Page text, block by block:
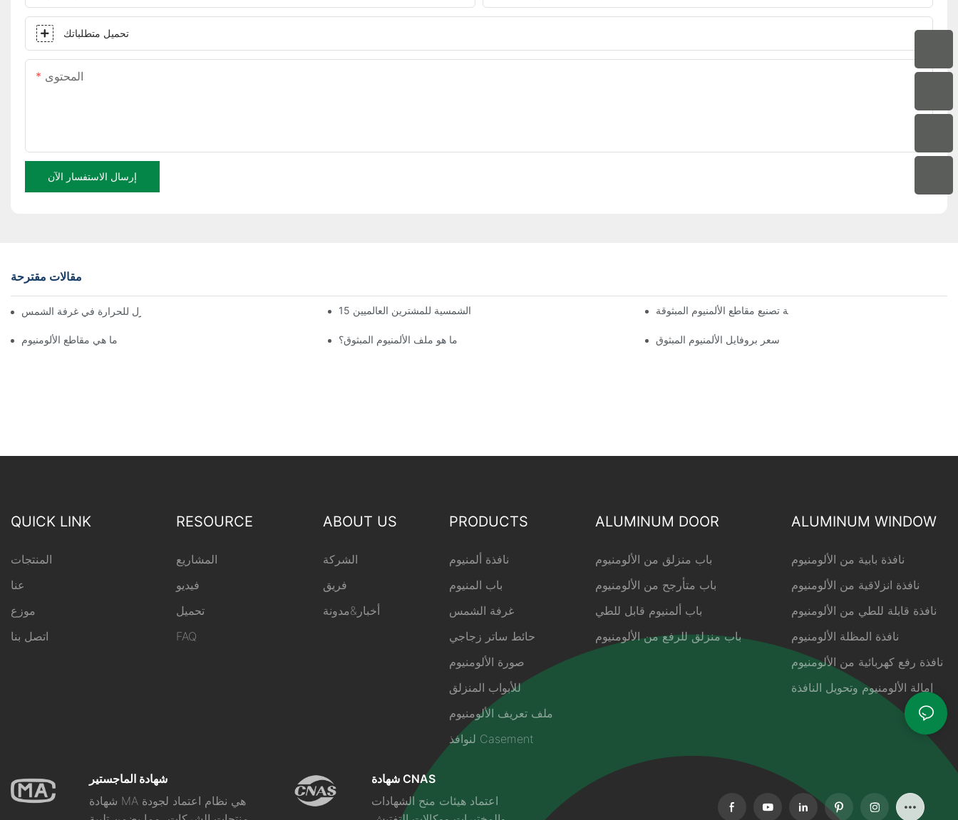
تحميل متطلباتك
المحتوى
إرسال الاستفسار الآن
مقالات مقترحة
تجميع سريع لملف الألمنيوم العازل للحرارة في غرفة الشمس 15 فكرة رئيسية حول أفضل أنواع الألمنيوم المبثوق للغرف الشمسية للمشترين العالميينعملية تصنيع مقاطع الألمنيوم المبثوقة
ما هي مقاطع الألومنيوم ما هو ملف الألمنيوم المبثوق؟ سعر بروفايل الألمنيوم المبثوق
QUICK LINK
المنتجات
عنا
موزع
اتصل بنا
RESOURCE
المشاريع
فيديو
تحميل
FAQ
ABOUT US
فريق
أخبار&مدونة
PRODUCTS
نافذة ألمنيوم
باب المنيوم
غرفة الشمس
حائط ساتر زجاجي
صورة الألومنيوم
للأبواب المنزلق
ملف تعريف الألومنيوم
لنوافذ Casement
ALUMINUM DOOR
باب منزلق من الألومنيوم
باب متأرجح من الألومنيوم
باب ألمنيوم قابل للطي
باب منزلق للرفع من الألومنيوم
ALUMINUM WINDOW
نافذة بابية من الألومنيوم
نافذة انزلاقية من الألومنيوم
نافذة قابلة للطي من الألومنيوم
نافذة المظلة الألومنيوم
نافذة رفع كهربائية من الألومنيوم
إمالة الألومنيوم وتحويل النافذة
شهادة الماجستير
شهادة MA هي نظام اعتماد لجودة
شهادة CNAS
اعتماد هيئات منح الشهادات